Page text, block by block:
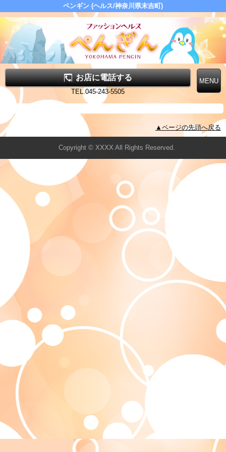
ペンギン (ヘルス/神奈川県末吉町)
お店に電話する
TEL.045-243-5505
▲ページの先頭へ戻る
Copyright © XXXX All Rights Reserved.